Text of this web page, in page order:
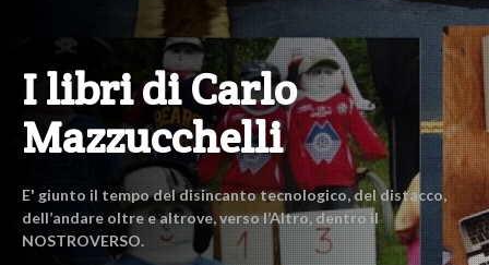
I libri di Carlo
Mazzucchelli
E' giunto il tempo del disincanto tecnologico, del distacco,
dell’andare oltre e altrove, verso l’Altro, dentro il
NOSTROVERSO.